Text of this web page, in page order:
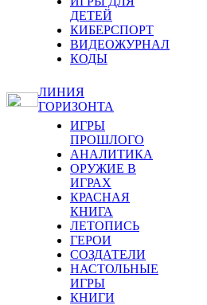
ДЕТЕЙ
КИБЕРСПОРТ
ВИДЕОЖУРНАЛ
КОДЫ
ЛИНИЯ
ГОРИЗОНТА
ИГРЫ
ПРОШЛОГО
АНАЛИТИКА
ОРУЖИЕ В
ИГРАХ
КРАСНАЯ
КНИГА
ЛЕТОПИСЬ
ГЕРОИ
СОЗДАТЕЛИ
НАСТОЛЬНЫЕ
ИГРЫ
КНИГИ